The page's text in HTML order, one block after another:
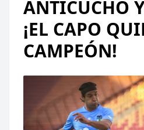
ANTICUCHO
¡EL CAPO
CAMPEÓN!